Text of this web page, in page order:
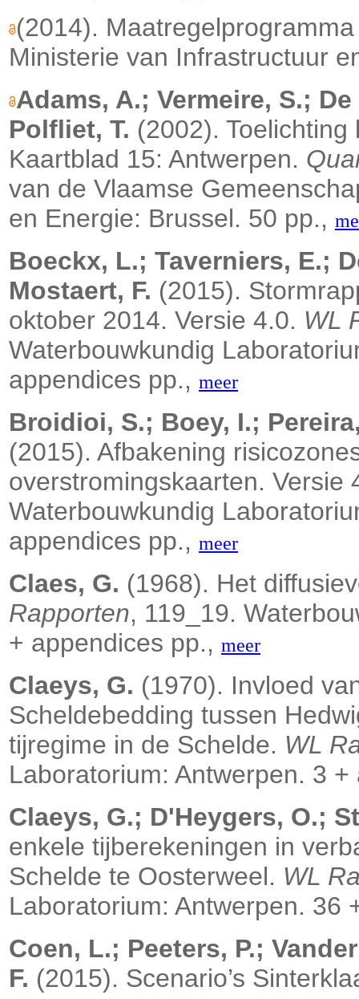
(2014).
Ministerie van Infrastructuur
Adams, A.; Vermeire, S.;
Polfliet, T. (2002).
Kaartblad 15: Antwerpen.
van de Vlaamse
en Energie: Brussel. 50 pp.,
Boeckx, L.; Taverniers, E.;
Mostaert, F. (2015).
oktober 2014. Versie 4.0. WL
Waterbouwkundig
appendices pp., meer
Broidioi, S.; Boey, I.;
(2015). Afbakening
overstromingskaarten. Versie
Waterbouwkundig
appendices pp., meer
Claes, G. (1968). Het
Rapporten, 119_19.
+ appendices pp., meer
Claeys, G. (1970). Invloed
Scheldebedding tussen
tijregime in de Schelde. WL
Laboratorium: Antwerpen. 3
Claeys, G.; D'Heygers, O.;
enkele tijberekeningen in
Schelde te Oosterweel. WL
Laboratorium: Antwerpen. 36
Coen, L.; Peeters, P.;
F. (2015). Scenario’s